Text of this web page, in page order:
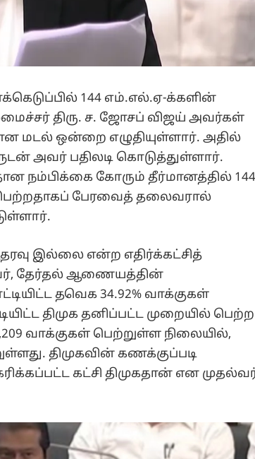
144 எம்.எல்.ஏ-க்களின்
திரு. ச. ஜோசப் விஜய் அவர்கள்
மடல் ஒன்றை எழுதியுள்ளார். அதில்
அவர் பதிலடி கொடுத்துள்ளார்.
நம்பிக்கை கோரும் தீர்மானத்தில் 144
பேரவைத் தலைவரால்
இல்லை என்ற எதிர்க்கட்சித்
தேர்தல் ஆணையத்தின்
தவெக 34.92% வாக்குகள்
திமுக தனிப்பட்ட முறையில் பெற்ற
வாக்குகள் பெற்றுள்ள நிலையில்,
திமுகவின் கணக்குப்படி
கட்சி திமுகதான் என